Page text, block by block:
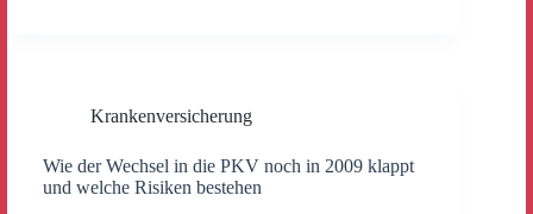
Krankenversicherung
Wie der Wechsel in die PKV noch in 2009 klappt
und welche Risiken bestehen